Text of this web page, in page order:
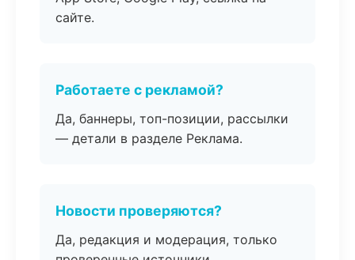
сайте.
Работаете с рекламой?
Да, баннеры, топ-позиции, рассылки
— детали в разделе Реклама.
Новости проверяются?
Да, редакция и модерация, только